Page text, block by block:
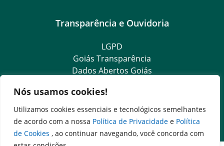
Nós usamos cookies!
Utilizamos cookies essenciais e tecnológicos semelhantes
de acordo com a nossa Política de Privacidade e Política
de Cookies , ao continuar navegando, você concorda com
Transparência e Ouvidoria
LGPD
Goiás Transparência
Dados Abertos Goiás
e-SIC – Serviço Eletrônico de Informação ao Cidadão
Ouvidoria Setorial (Expresso)
Ouvidoria Setorial (Presencial)